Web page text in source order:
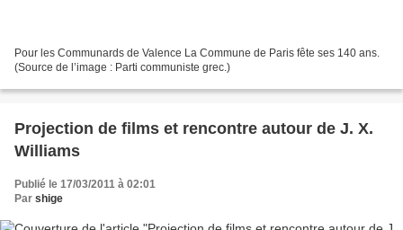
Pour les Communards de Valence La Commune de Paris fête ses 140 ans.
(Source de l’image : Parti communiste grec.)
Projection de films et rencontre autour de J. X.
Williams
Publié le 17/03/2011 à 02:01
Par shige